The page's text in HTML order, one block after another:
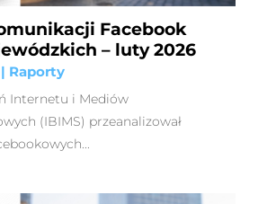
Facebook
– luty 2026
Raporty
Internetu i Mediów
(IBIMS) przeanalizował